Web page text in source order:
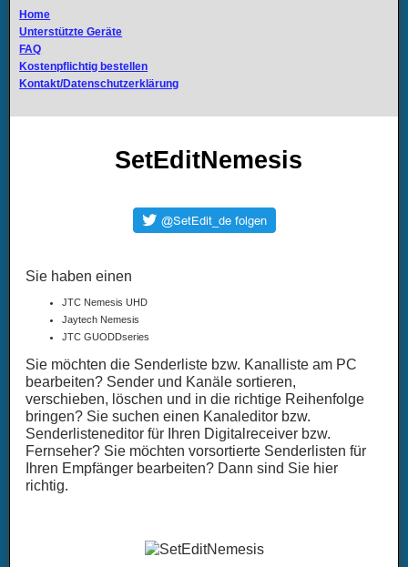
Home
Unterstützte Geräte
FAQ
Kostenpflichtig bestellen
Kontakt/Datenschutzerklärung
SetEditNemesis
Sie haben einen
JTC Nemesis UHD
Jaytech Nemesis
JTC GUODDseries
Sie möchten die Senderliste bzw. Kanalliste am PC
bearbeiten? Sender und Kanäle sortieren,
verschieben, löschen und in die richtige Reihenfolge
bringen? Sie suchen einen Kanaleditor bzw.
Senderlisteneditor für Ihren Digitalreceiver bzw.
Fernseher? Sie möchten vorsortierte Senderlisten für
Ihren Empfänger bearbeiten? Dann sind Sie hier
richtig.